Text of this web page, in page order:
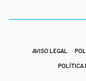
AVISO LEGAL
POLÍTICA